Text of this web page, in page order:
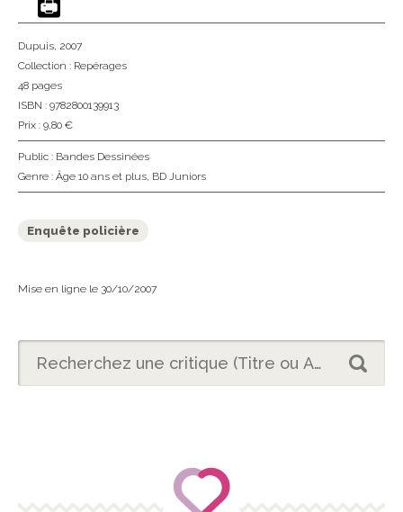
Dupuis, 2007
Collection : Repérages
48 pages
ISBN : 9782800139913
Prix : 9,80 €
Public : Bandes Dessinées
Genre : Âge 10 ans et plus, BD Juniors
Enquête policière
Mise en ligne le 30/10/2007